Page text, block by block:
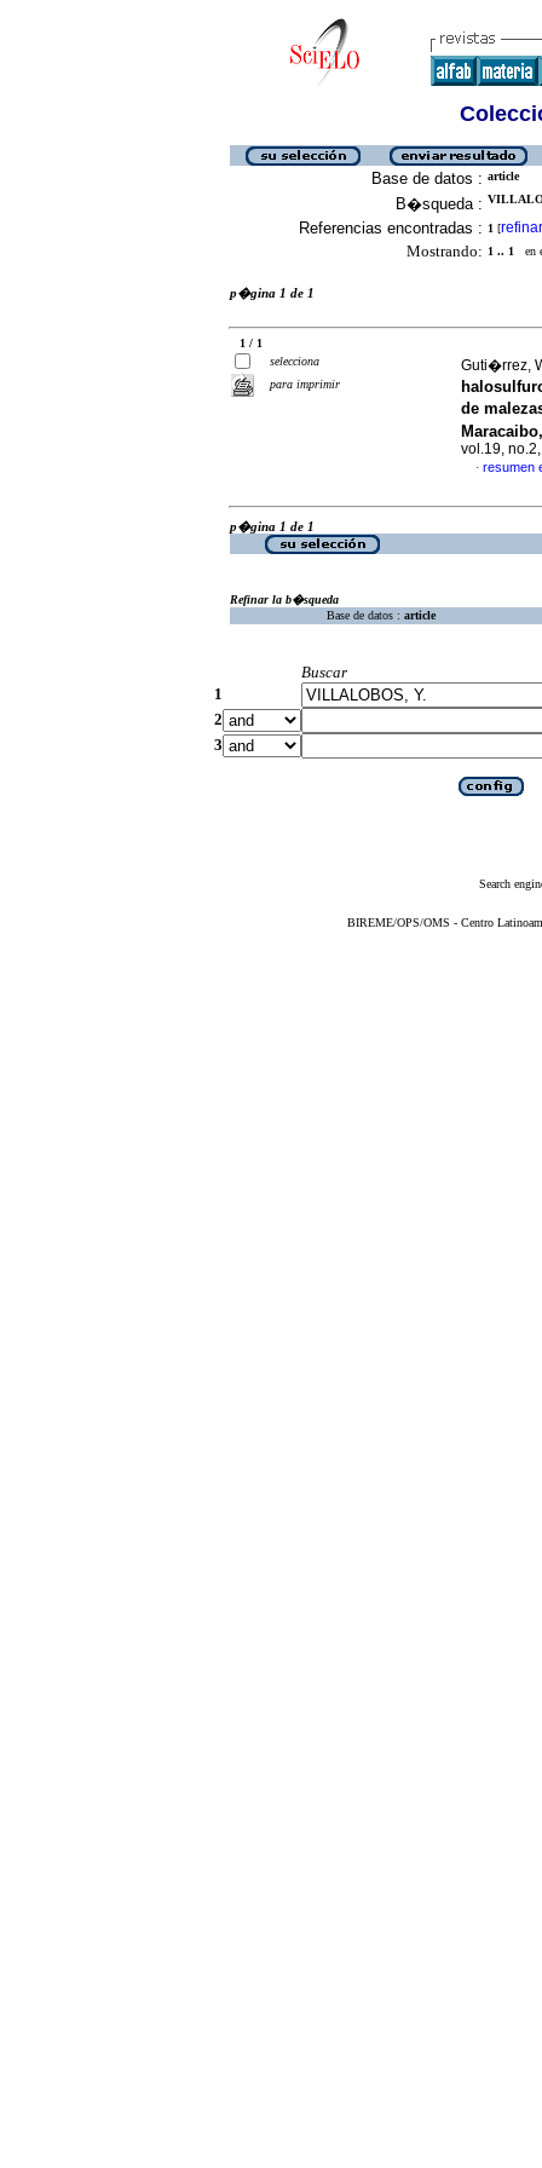
Base de datos : article
B�squeda :
Referencias encontradas : 1 [refinar
Mostrando: 1 .. 1 en
p�gina 1 de 1
1 / 1
selecciona
para imprimir
Guti�rrez,
de
vol.19,
· resumen
p�gina 1 de 1
Refinar la b�squeda
Base de datos : article
Buscar
1
2
3
Search
BIREME/OPS/OMS - Centro